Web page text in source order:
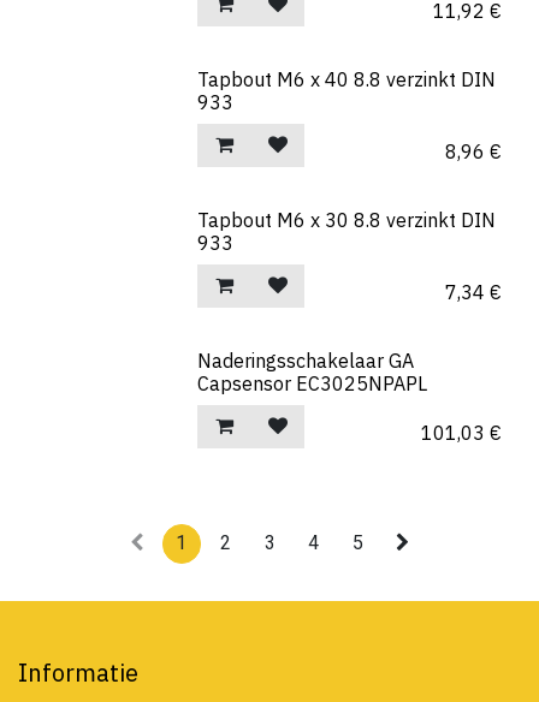
11,92 €
Tapbout M6 x 40 8.8 verzinkt DIN
933
8,96 €
Tapbout M6 x 30 8.8 verzinkt DIN
933
7,34 €
Naderingsschakelaar GA
Capsensor EC3025NPAPL
101,03 €
1 2 3 4 5
Informatie